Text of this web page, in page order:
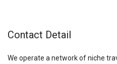
Contact Detail
We operate a network of niche